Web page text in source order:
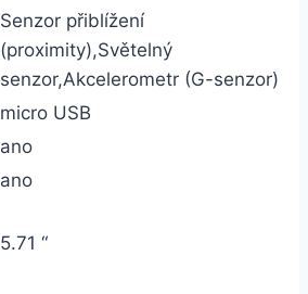
Senzor přiblížení
(proximity),Světelný
senzor,Akcelerometr (G-senzor)
micro USB
ano
ano
5.71 “